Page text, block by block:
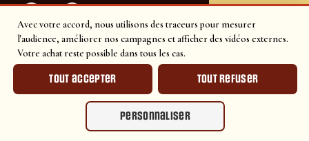
Avec votre accord, nous utilisons des traceurs pour mesurer
l'audience, améliorer nos campagnes et afficher des vidéos externes.
Votre achat reste possible dans tous les cas.
Tout accepter Tout refuser
Personnaliser